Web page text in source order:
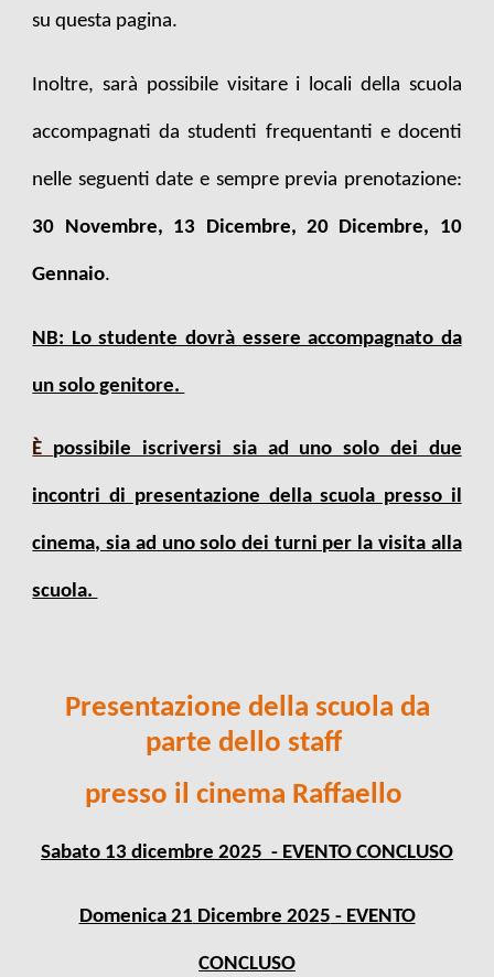
su questa pagina.
Inoltre, sarà possibile visitare i locali della scuola
accompagnati da studenti frequentanti e docenti
nelle seguenti date e sempre previa prenotazione:
30 Novembre, 13 Dicembre, 20Dicembre, 10
Gennaio.
NB: Lo studente dovrà essere accompagnato da
un solo genitore.
È possibile iscriversi sia ad uno solo dei due
incontri di presentazione della scuola presso il
cinema, sia ad uno solo dei turni per la visita alla
scuola.
Presentazione della scuola da
parte dello staff
presso il cinema Raffaello
Sabato 13 dicembre 2025 - EVENTO CONCLUSO
Domenica 21 Dicembre 2025 - EVENTO
CONCLUSO